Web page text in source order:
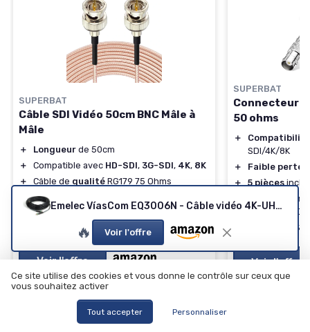
SUPERBAT
Câble SDI Vidéo 50cm BNC Mâle à
Mâle
＋ Longueur de 50cm
＋
Compatible avec HD-SDI, 3G-SDI, 4K, 8K
＋
Câble de qualité RG179 75 Ohms
＋ Idéal pour
comme BMCC
4,5/5
Voir l'offre
SUPERBAT
Connecteur
50 ohms
＋
Compatibilité
SDI/4K/8K
＋
Faible perte
＋ 5 pièces
＋
Adaptateur
sécurité et
4,5/5
Voir l'offre
Emelec VíasCom EQ3006N - Câble vidéo 4K-UHD 50m
🔥 Voir l'offre
Ce site utilise des cookies et vous donne le contrôle sur ceux que
vous souhaitez activer
Tout accepter Personnaliser